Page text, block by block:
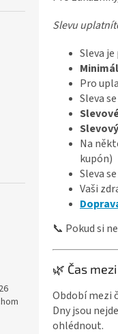
Slevu
Sleva
Pro
Sleva
Na
kupón)
Sleva
Vaši
📞 Pokud si
🌿 Čas
Období mezi
Dny jsou
ohlédnout.